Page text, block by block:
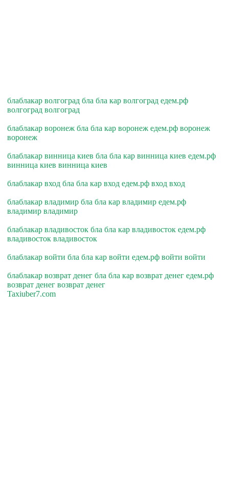
блаблакар волгоград бла бла кар волгоград едем.рф
волгоград волгоград
блаблакар воронеж бла бла кар воронеж едем.рф воронеж
воронеж
блаблакар винница киев бла бла кар винница киев едем.рф
винница киев винница киев
блаблакар вход бла бла кар вход едем.рф вход вход
блаблакар владимир бла бла кар владимир едем.рф
владимир владимир
блаблакар владивосток бла бла кар владивосток едем.рф
владивосток владивосток
блаблакар войти бла бла кар войти едем.рф войти войти
блаблакар возврат денег бла бла кар возврат денег едем.рф
возврат денег возврат денег
Taxiuber7.com